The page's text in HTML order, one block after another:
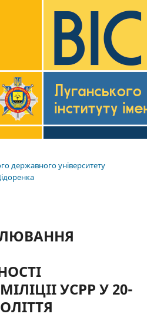
державного університету
УСРР У 20-